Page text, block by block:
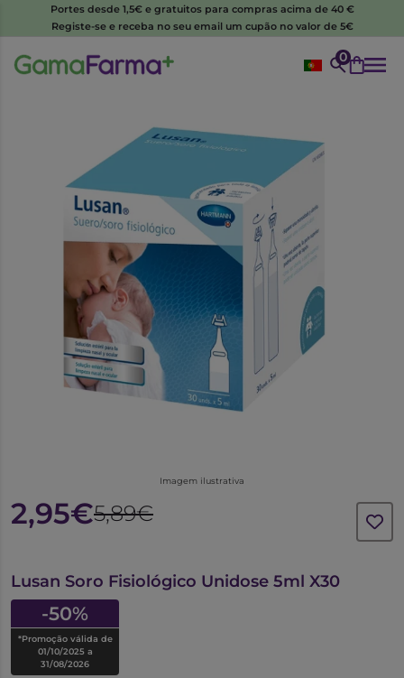
Portes desde 1,5€ e gratuitos para compras acima de 40 €
Registe-se e receba no seu email um cupão no valor de 5€
0
Imagem ilustrativa
2,95€5,89€
Lusan Soro Fisiológico Unidose 5ml X30
-50%
*Promoção válida de
01/10/2025 a
31/08/2026